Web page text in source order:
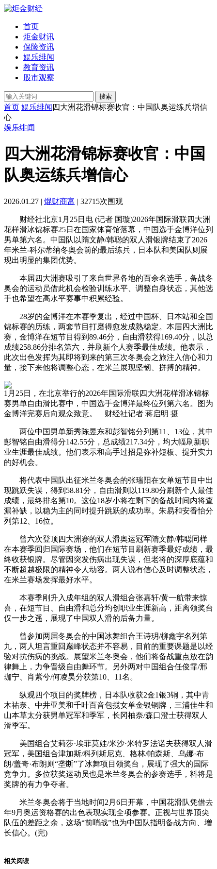
首页
炬金财讯
保险资讯
娱乐绯闻
教育资讯
股市观察
搜索
首页 娱乐绯闻 四大洲花滑锦标赛收官：中国队奥运练兵增信
心
娱乐绯闻
四大洲花滑锦标赛收官：中国
队奥运练兵增信心
2026.01.27 | 焜财商富 | 32715次围观
财经社北京1月25日电 (记者 国璇)2026年国际滑联四大洲
花样滑冰锦标赛25日在国家体育馆落幕，中国选手金博洋位列
男单第六名。中国队以隋文静/韩聪的双人滑银牌结束了2026
年米兰-科尔蒂纳冬奥会前的最后练兵，日本队和美国队则展
现出明显的集团优势。
本届四大洲赛吸引了来自世界各地的百余名选手，备战冬
奥会的运动员借此机会检验训练水平、调整自身状态，其他选
手也希望在高水平赛事中积累经验。
28岁的金博洋在本赛季复出，经过中国杯、日本站和全国
锦标赛的历练，两套节目打磨得愈发成熟稳定。本届四大洲比
赛，金博洋在短节目得到89.46分，自由滑获得169.40分，以总
成绩258.86分排名第六，并刷新个人赛季最佳成绩。他表示，
此次出色发挥为其即将到来的第三次冬奥会之旅注入信心和力
量，接下来他将调整心态，在米兰展现坚韧、拼搏的精神。
1月25日，在北京举行的2026年国际滑联四大洲花样滑冰锦标
赛男单自由滑比赛中，中国选手金博洋最终位列第六名。图为
金博洋完赛后向观众致意。 财经社记者 蒋启明 摄
两位中国男单新秀陈昱东和彭智铭分列第11、13位，其中
彭智铭自由滑得分142.55分，总成绩217.34分，均大幅刷新职
业生涯最佳成绩。他们表示和高手过招是弥补短板、提升实力
的好机会。
将代表中国队出征米兰冬奥会的张瑞阳在女单短节目中出
现跳跃失误，得到58.81分，自由滑则以119.80分刷新个人最佳
成绩，最终排名第10。这位18岁小将在剩下的备战时间内将查
漏补缺，以稳为主的同时提升跳跃的成功率。朱易和安香怡分
列第12、16位。
曾六次登顶四大洲赛的双人滑奥运冠军隋文静/韩聪同样
在本赛季回归国际赛场，他们在短节目刷新赛季最好成绩，最
终收获银牌。尽管因突发伤病出现失误，但老将的深厚底蕴和
不断超越极限的精神令人动容。两人说有信心及时调整状态，
在米兰赛场发挥最好水平。
本赛季刚升入成年组的双人滑组合张嘉轩/黄一航带来惊
喜，在短节目、自由滑和总分均创职业生涯新高，距离领奖台
仅一步之遥，展现了中国双人滑的后备力量。
曾参加两届冬奥会的中国冰舞组合王诗玥/柳鑫宇名列第
九，两人坦言重回巅峰状态并不容易，目前的重要课题是以经
验对抗伤病的挑战。展望米兰冬奥会，他们将备战重点放在韵
律舞上，力争晋级自由舞环节。另外两对中国组合任俊霏/邢
珈宁、肖紫兮/何凌昊分获第10、11名。
纵观四个项目的奖牌榜，日本队收获2金1银3铜，其中青
木祐奈、中井亚美和千叶百音包揽女单金银铜牌，三浦佳生和
山本草太分获男单冠军和季军，长冈柚奈/森口澄士获得双人
滑季军。
美国组合艾莉莎·埃菲莫娃/米沙·米特罗法诺夫获得双人滑
冠军，美国组合津加斯/科列斯尼克、格林/帕森斯、乌娜·布
朗/盖奇·布朗则“垄断”了冰舞项目领奖台，展现了强大的国际
竞争力。多位获奖运动员也是米兰冬奥会的参赛选手，料将是
奖牌的有力争夺者。
米兰冬奥会将于当地时间2月6日开幕，中国花滑队凭借去
年9月奥运资格赛的出色表现实现全项参赛。正视与世界顶尖
队伍的差距之余，这场“前哨战”也为中国队指明备战方向、增
长信心。(完)
相关阅读